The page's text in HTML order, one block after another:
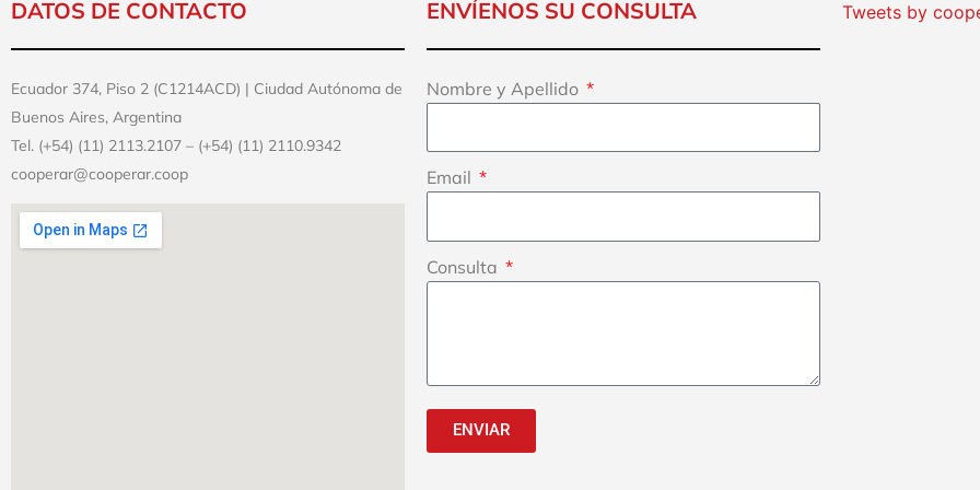
DATOS DE CONTACTO
Ecuador 374, Piso 2 (C1214ACD) | Ciudad Autónoma de
Buenos Aires, Argentina
Tel. (+54) (11) 2113.2107 – (+54) (11) 2110.9342
cooperar@cooperar.coop
ENVÍENOS SU CONSULTA
Nombre y Apellido
Email
Consulta
ENVIAR
Tweets by